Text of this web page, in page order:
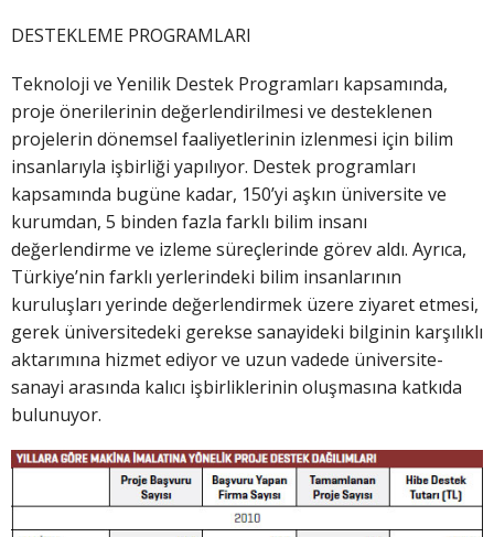
DESTEKLEME PROGRAMLARI
Teknoloji ve Yenilik Destek Programları kapsamında,
proje önerilerinin değerlendirilmesi ve desteklenen
projelerin dönemsel faaliyetlerinin izlenmesi için bilim
insanlarıyla işbirliği yapılıyor. Destek programları
kapsamında bugüne kadar, 150’yi aşkın üniversite ve
kurumdan, 5 binden fazla farklı bilim insanı
değerlendirme ve izleme süreçlerinde görev aldı. Ayrıca,
Türkiye’nin farklı yerlerindeki bilim insanlarının
kuruluşları yerinde değerlendirmek üzere ziyaret etmesi,
gerek üniversitedeki gerekse sanayideki bilginin karşılıklı
aktarımına hizmet ediyor ve uzun vadede üniversite-
sanayi arasında kalıcı işbirliklerinin oluşmasına katkıda
bulunuyor.